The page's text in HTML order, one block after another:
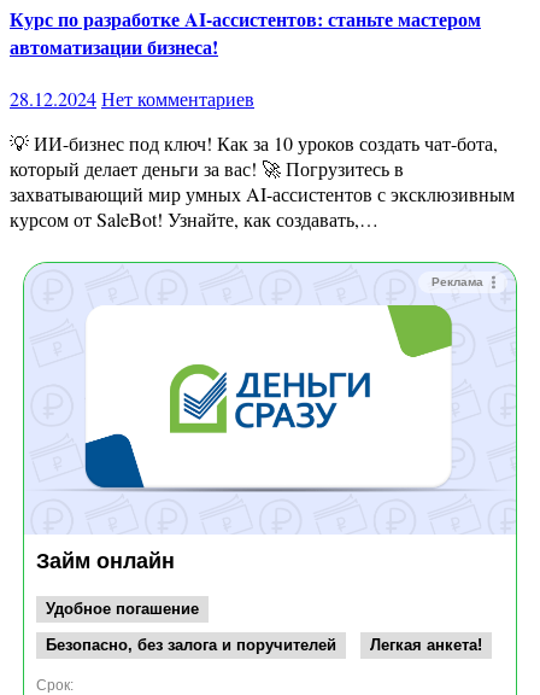
Курс по разработке AI-ассистентов: станьте мастером
автоматизации бизнеса!
28.12.2024Нет комментариев
💡 ИИ-бизнес под ключ! Как за 10 уроков создать чат-бота,
который делает деньги за вас! 🚀 Погрузитесь в
захватывающий мир умных AI-ассистентов с эксклюзивным
курсом от SaleBot! Узнайте, как создавать,…
Реклама
Займ онлайн
Удобное погашение
Безопасно, без залога и поручителей
Легкая анкета!
Срок: